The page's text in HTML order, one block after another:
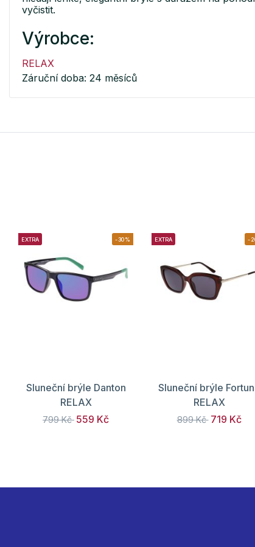
vyčistit.
Výrobce:
RELAX
Záruční doba: 24 měsíců
EXTRA -30%
Sluneční brýle Danton
RELAX
799 Kč 559 Kč
EXTRA -
Sluneční brýle
RELAX
899 Kč 719 Kč